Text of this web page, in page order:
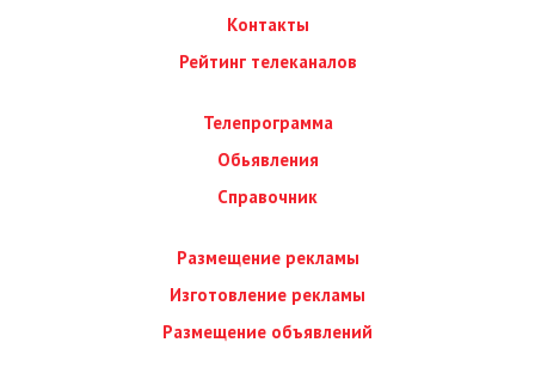
Контакты
Рейтинг телеканалов
Телепрограмма
Обьявления
Справочник
Размещение рекламы
Изготовление рекламы
Размещение объявлений